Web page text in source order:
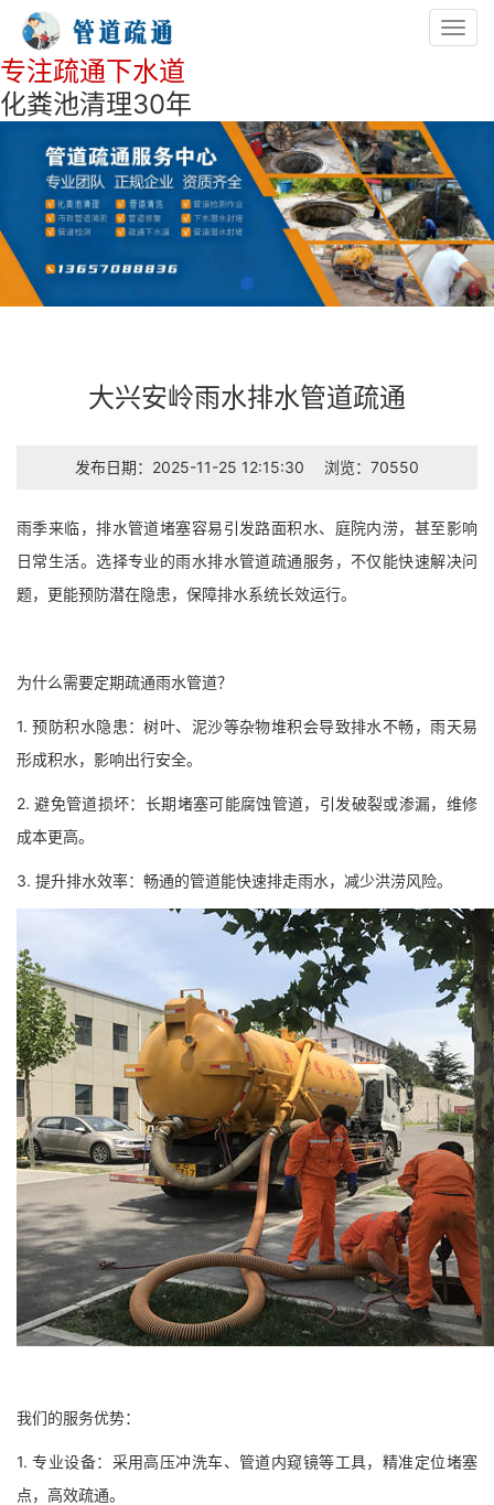
专注疏通下水道
化粪池清理30年
大兴安岭雨水排水管道疏通
发布日期：2025-11-25 12:15:30 浏览：70550
雨季来临，排水管道堵塞容易引发路面积水、庭院内涝，甚至影响
日常生活。选择专业的雨水排水管道疏通服务，不仅能快速解决问
题，更能预防潜在隐患，保障排水系统长效运行。
为什么需要定期疏通雨水管道？
1. 预防积水隐患：树叶、泥沙等杂物堆积会导致排水不畅，雨天易
形成积水，影响出行安全。
2. 避免管道损坏：长期堵塞可能腐蚀管道，引发破裂或渗漏，维修
成本更高。
3. 提升排水效率：畅通的管道能快速排走雨水，减少洪涝风险。
我们的服务优势：
1. 专业设备：采用高压冲洗车、管道内窥镜等工具，精准定位堵塞
点，高效疏通。